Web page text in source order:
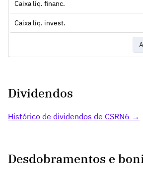
Caixa líq. financ.
Caixa líq. invest.
Dividendos
Histórico de dividendos de CSRN6 →
Desdobramentos e